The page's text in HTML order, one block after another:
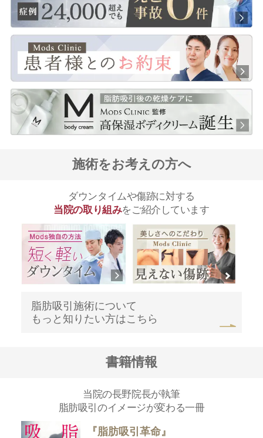
施術をお考えの方へ
ダウンタイムや傷跡に対する
当院の取り組みをご紹介しています
脂肪吸引施術について
もっと知りたい方はこちら
書籍情報
当院の長野院長が執筆
脂肪吸引のイメージが変わる一冊
『脂肪吸引革命』